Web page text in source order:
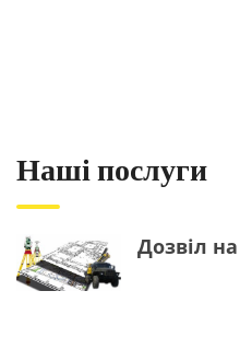
Наші послуги
Дозвіл